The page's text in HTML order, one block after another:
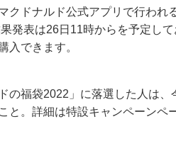
クドナルド公式アプリで行わ
発表は26日11時からを予定し
入できます。
の福袋2022」に落選した人は
と。詳細は特設キャンペーンペ